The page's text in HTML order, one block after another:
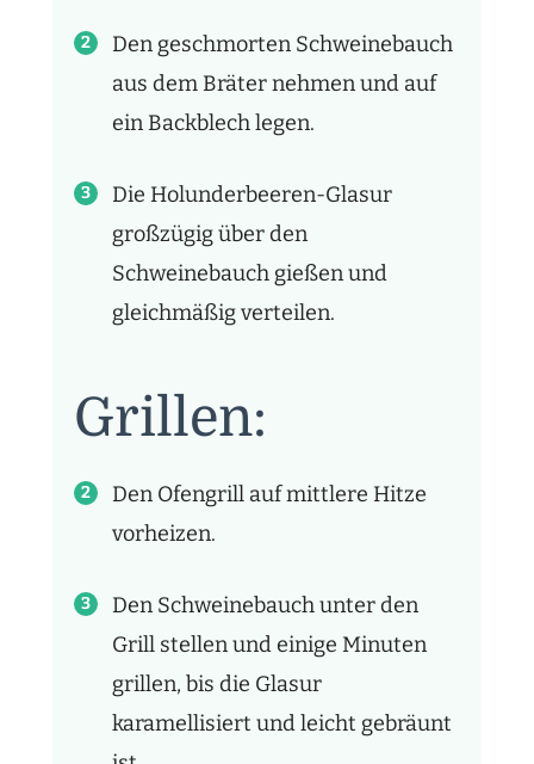
Den geschmorten Schweinebauch
aus dem Bräter nehmen und auf
ein Backblech legen.
Die Holunderbeeren-Glasur
großzügig über den
Schweinebauch gießen und
gleichmäßig verteilen.
Grillen:
Den Ofengrill auf mittlere Hitze
vorheizen.
Den Schweinebauch unter den
Grill stellen und einige Minuten
grillen, bis die Glasur
karamellisiert und leicht gebräunt